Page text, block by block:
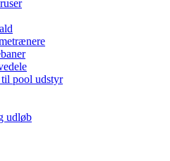
til pool udstyr
udløb